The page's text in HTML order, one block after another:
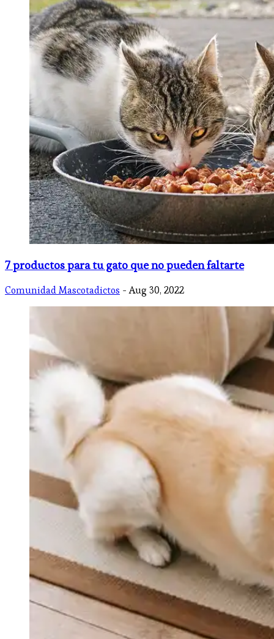
7 productos para tu gato que no pueden faltarte
Comunidad Mascotadictos - Aug 30, 2022